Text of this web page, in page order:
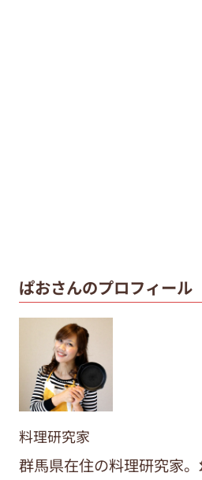
ぱおさんのプロフィール
料理研究家
群馬県在住の料理研究家